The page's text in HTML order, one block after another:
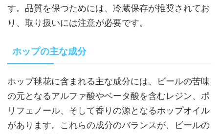
す。品質を保つためには、冷蔵保存が推奨されてお
り、取り扱いには注意が必要です。
ホップの主な成分
ホップ毬花に含まれる主な成分には、ビールの苦味
の元となるアルファ酸やベータ酸を含むレジン、ポ
リフェノール、そして香りの源となるホップオイル
があります。これらの成分のバランスが、ビールの